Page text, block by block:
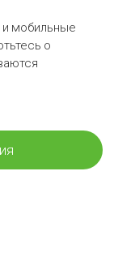
и мобильные
о